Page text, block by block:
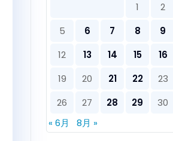
1
2
5
6 7 8 9
12
13 14 15 16
19
20 21 22 23
26
27 28 29 30
« 6月
8月 »